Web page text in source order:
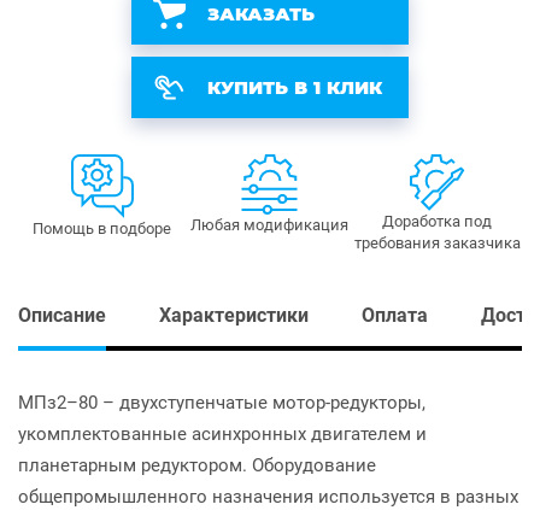
ЗАКАЗАТЬ
КУПИТЬ В 1 КЛИК
Помощь в подборе Любая модификация
Доработка под
требования заказчика
Описание Характеристики Оплата
МПз2–80 – двухступенчатые мотор-редукторы,
укомплектованные асинхронных двигателем и
планетарным редуктором. Оборудование
общепромышленного назначения используется в разных